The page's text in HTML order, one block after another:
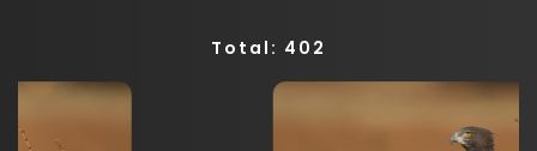
Total: 402